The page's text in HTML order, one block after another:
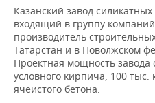
ВУЗЫ ТАТАРСТАНА
КОМУ ПРИНАДЛЕЖАТ
ТОРГОВЫЕ ЦЕНТРЫ
ТАТАРСТАНА
БАНКИ
БЮДЖЕТ
ИНВЕСТИЦИИ
АГРОПРОМ
МАШИНОСТРОЕНИЕ
НЕФТЕХИМИЯ
НОВОСТИ
АВТО
НОВОСТИ АВТО
БИЗНЕС
НОВОСТИ БИЗНЕСА
ТЕХНОЛОГИИ
Казанский завод
входящий в группу
производитель
Татарстан и в Поволжском
Проектная мощность завода
условного кирпича, 100 тыс.
ячеистого бетона.